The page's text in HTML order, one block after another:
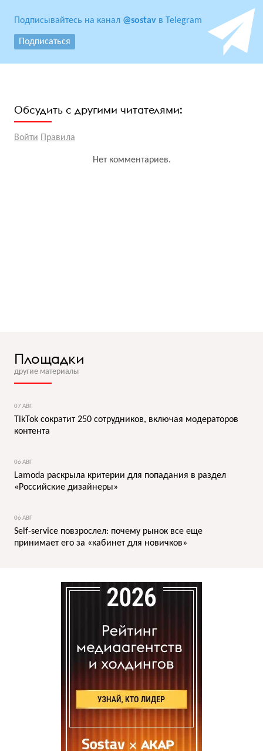
Подписывайтесь на канал @sostav в Telegram
Подписаться
Обсудить с другими читателями:
Войти Правила
Нет комментариев.
Площадки
другие материалы
07 АВГ
TikTok сократит 250 сотрудников, включая модераторов
контента
06 АВГ
Lamoda раскрыла критерии для попадания в раздел
«Российские дизайнеры»
06 АВГ
Self-service повзрослел: почему рынок все еще
принимает его за «кабинет для новичков»